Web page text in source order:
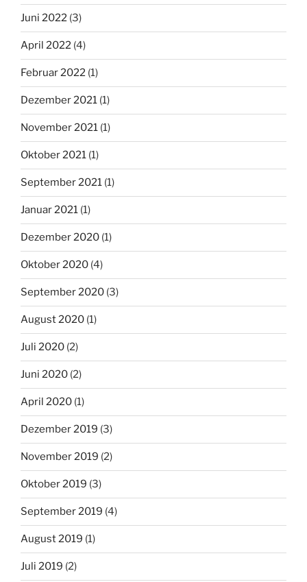
Juni 2022 (3)
April 2022 (4)
Februar 2022 (1)
Dezember 2021 (1)
November 2021 (1)
Oktober 2021 (1)
September 2021 (1)
Januar 2021 (1)
Dezember 2020 (1)
Oktober 2020 (4)
September 2020 (3)
August 2020 (1)
Juli 2020 (2)
Juni 2020 (2)
April 2020 (1)
Dezember 2019 (3)
November 2019 (2)
Oktober 2019 (3)
September 2019 (4)
August 2019 (1)
Juli 2019 (2)